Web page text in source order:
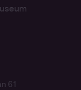
61